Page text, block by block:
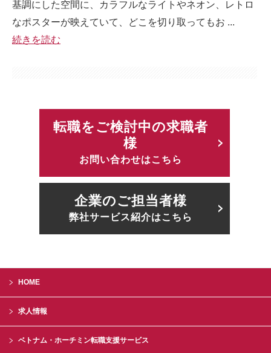
基調にした空間に、カラフルなライトやネオン、レトロ
なポスターが映えていて、どこを切り取ってもお ...
続きを読む
転職をご検討中の求職者
様
お問い合わせはこちら
企業のご担当者様
弊社サービス紹介はこちら
HOME
求人情報
ベトナム・ホーチミン転職支援サービス